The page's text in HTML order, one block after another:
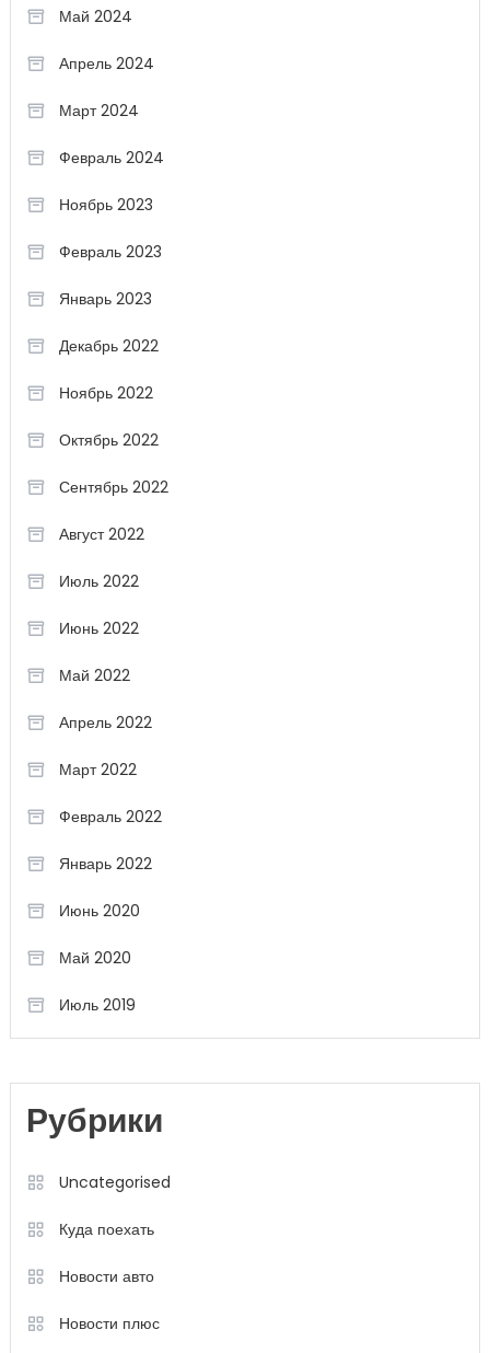
Май 2024
Апрель 2024
Март 2024
Февраль 2024
Ноябрь 2023
Февраль 2023
Январь 2023
Декабрь 2022
Ноябрь 2022
Октябрь 2022
Сентябрь 2022
Август 2022
Июль 2022
Июнь 2022
Май 2022
Апрель 2022
Март 2022
Февраль 2022
Январь 2022
Июнь 2020
Май 2020
Июль 2019
Рубрики
Uncategorised
Куда поехать
Новости авто
Новости плюс